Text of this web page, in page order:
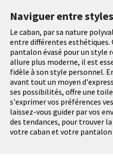
Naviguer entre
Le caban, par sa nature
entre différentes esthétiques.
pantalon évasé pour un style
allure plus moderne, il est
fidèle à son style personnel.
avant tout un moyen
ses possibilités, offre une
s'exprimer vos préférences
laissez-vous guider par vos
des tendances, pour trouver
votre caban et votre pantalon